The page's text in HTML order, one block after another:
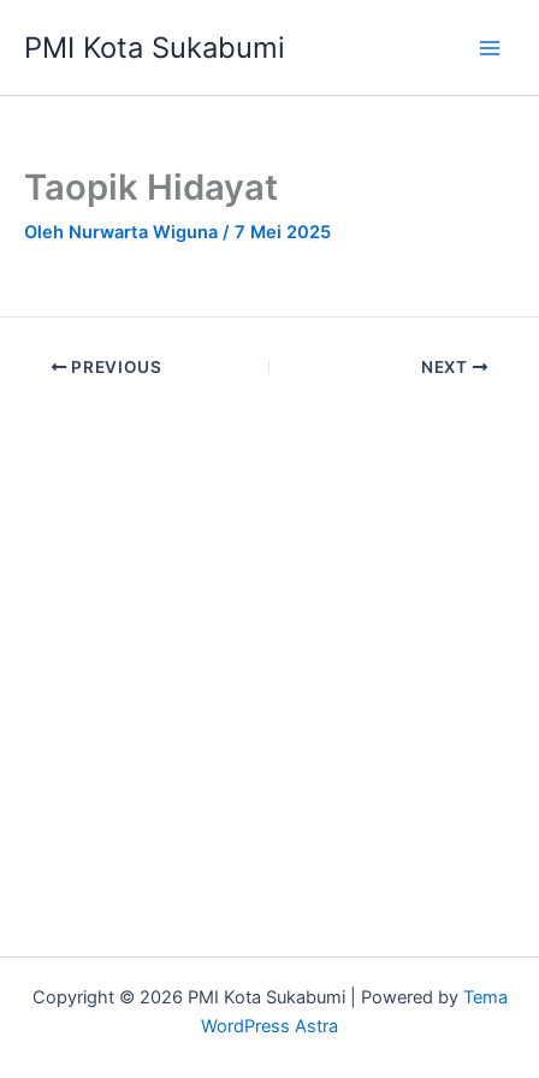
PMI Kota Sukabumi
Taopik Hidayat
Oleh Nurwarta Wiguna / 7 Mei 2025
PREVIOUS NEXT
Copyright © 2026 PMI Kota Sukabumi | Powered by Tema
WordPress Astra